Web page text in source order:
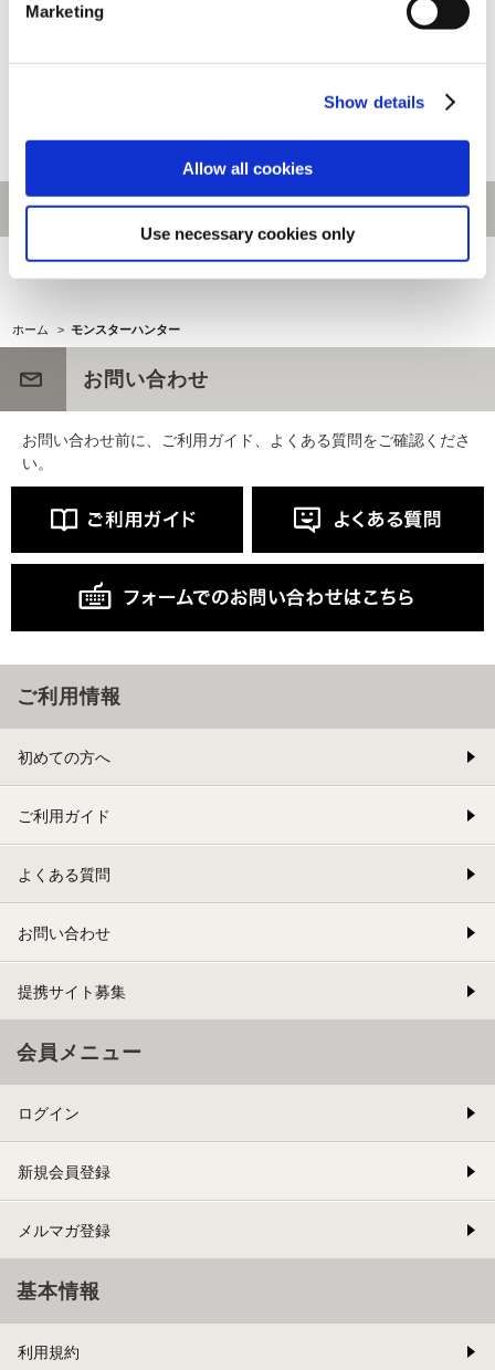
Marketing
Show details
Allow all cookies
Use necessary cookies only
モンスターハンター20周年-大狩
[1～200件] 696件あります
ホーム > モンスターハンター
お問い合わせ
お問い合わせ前に、ご利用ガイド、よくある質問をご確認くださ
い。
ご利用情報
初めての方へ
ご利用ガイド
よくある質問
お問い合わせ
提携サイト募集
会員メニュー
ログイン
新規会員登録
メルマガ登録
基本情報
利用規約